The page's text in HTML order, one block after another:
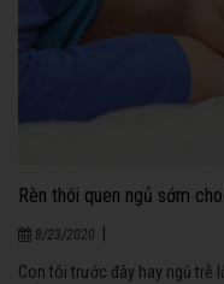
Rèn thói quen ngủ sớm
8/23/2020
Con tôi trước đây hay ngủ trễ